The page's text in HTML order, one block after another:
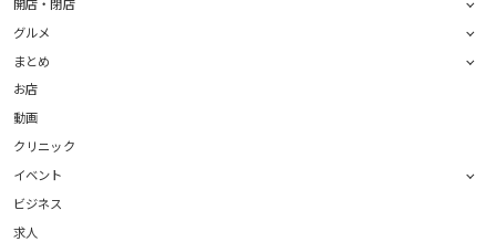
グルメ
まとめ
お店
動画
クリニック
イベント
ビジネス
求人